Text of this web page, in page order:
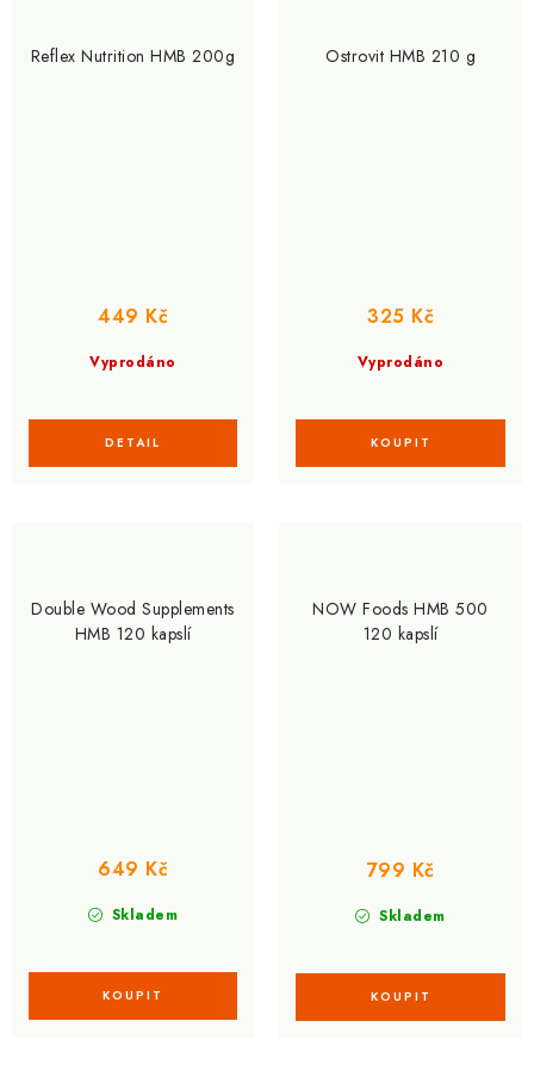
Reflex Nutrition HMB 200g
Vyprodáno
449 Kč
Ostrovit HMB 210 g
Vyprodáno
325 Kč
Double Wood Supplements
HMB 120 kapslí
Skladem
649 Kč
NOW Foods HMB 500
120 kapslí
Skladem
799 Kč